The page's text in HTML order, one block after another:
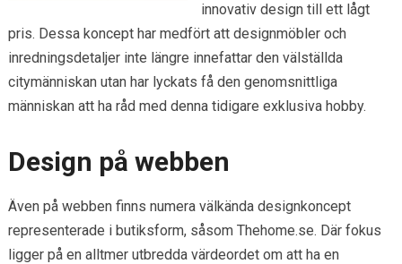
innovativ design till ett lågt
pris. Dessa koncept har medfört att designmöbler och
inredningsdetaljer inte längre innefattar den välställda
citymänniskan utan har lyckats få den genomsnittliga
människan att ha råd med denna tidigare exklusiva hobby.
Design på webben
Även på webben finns numera välkända designkoncept
representerade i butiksform, såsom Thehome.se. Där fokus
ligger på en alltmer utbredda värdeordet om att ha en